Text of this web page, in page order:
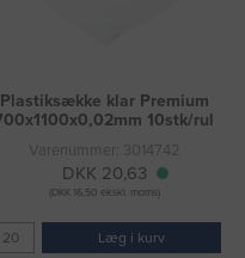
Plastiksække klar Premium
10stk/rul
Varenummer: 3014742
DKK 20,63
(DKK 16,50 ekskl. moms)
Læg i kurv